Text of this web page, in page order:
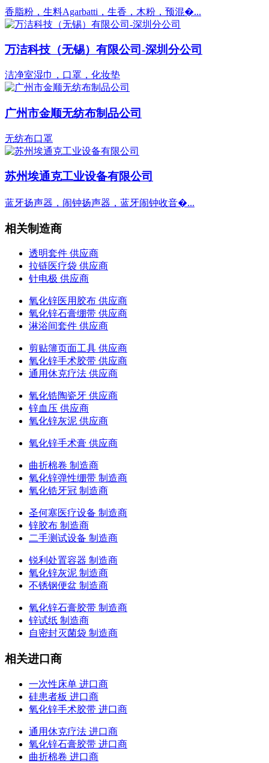
香脂粉，生料Agarbatti，生香，木粉，预混�...
万洁科技（无锡）有限公司-深圳分公司
洁净室湿巾，口罩，化妆垫
广州市金顺无纺布制品公司
无纺布口罩
苏州埃通克工业设备有限公司
蓝牙扬声器，闹钟扬声器，蓝牙闹钟收音�...
相关制造商
透明套件 供应商
拉链医疗袋 供应商
针电极 供应商
氧化锌医用胶布 供应商
氧化锌石膏绷带 供应商
淋浴间套件 供应商
剪贴簿页面工具 供应商
氧化锌手术胶带 供应商
通用休克疗法 供应商
氧化锆陶瓷牙 供应商
锌血压 供应商
氧化锌灰泥 供应商
氧化锌手术膏 供应商
曲折棉卷 制造商
氧化锌弹性绷带 制造商
氧化锆牙冠 制造商
圣何塞医疗设备 制造商
锌胶布 制造商
二手测试设备 制造商
锐利处置容器 制造商
氧化锌灰泥 制造商
不锈钢便盆 制造商
氧化锌石膏胶带 制造商
锌试纸 制造商
自密封灭菌袋 制造商
相关进口商
一次性床单 进口商
硅患者板 进口商
氧化锌手术胶带 进口商
通用休克疗法 进口商
氧化锌石膏胶带 进口商
曲折棉卷 进口商